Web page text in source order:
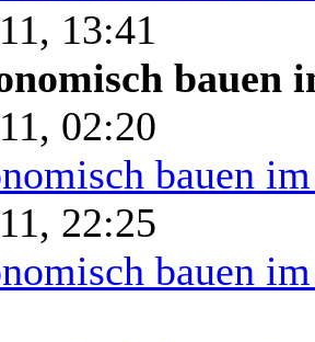
13:41
bauen
02:20
bauen
22:25
bauen